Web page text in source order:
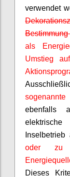
verwendet
als
Umstieg
sogenannte
ebenfalls
oder zu
Dieses